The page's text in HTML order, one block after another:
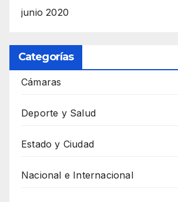
junio 2020
Categorías
Cámaras
Deporte y Salud
Estado y Ciudad
Nacional e Internacional